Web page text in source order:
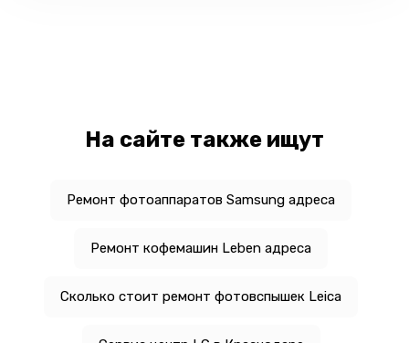
На сайте также ищут
Ремонт фотоаппаратов Samsung адреса
Ремонт кофемашин Leben адреса
Сколько стоит ремонт фотовспышек Leica